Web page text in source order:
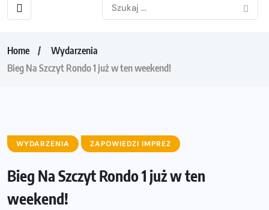
Home
Wydarzenia
Bieg Na Szczyt Rondo 1 już w ten weekend!
WYDARZENIA ZAPOWIEDZI IMPREZ
Bieg Na Szczyt Rondo 1 już w ten
weekend!